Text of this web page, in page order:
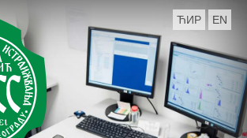
ЋИР EN